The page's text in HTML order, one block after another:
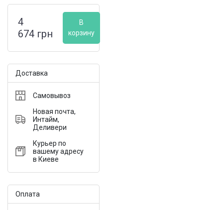
4
674 грн
В
корзину
Доставка
Самовывоз
Новая почта,
Интайм,
Деливери
Курьер по
вашему адресу
в Киеве
Оплата